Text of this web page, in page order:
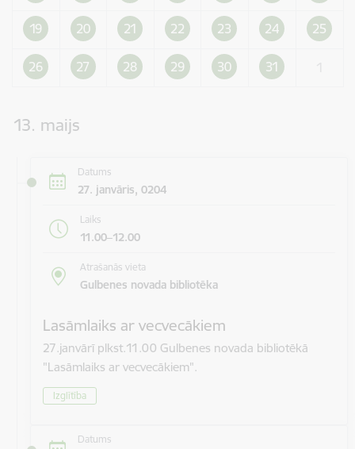
19 20 21 22 23 24 25
26 27 28 29 30 31
13. maijs
Datums
27. janvāris, 0204
Laiks
11.00–12.00
Atrašanās vieta
Gulbenes novada bibliotēka
Lasāmlaiks ar vecvecākiem
27.janvārī plkst.11.00 Gulbenes novada bibliotēkā
"Lasāmlaiks ar vecvecākiem".
Izglītība
Datums